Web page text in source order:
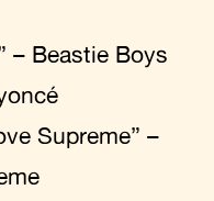
– Beastie Boys
Supreme” –